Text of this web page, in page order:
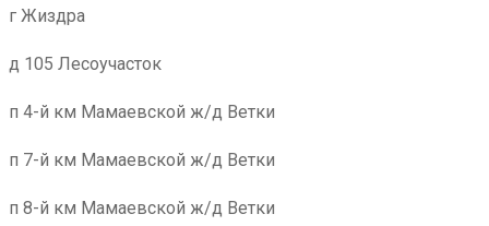
г Жиздра
д 105 Лесоучасток
п 4-й км Мамаевской ж/д Ветки
п 7-й км Мамаевской ж/д Ветки
п 8-й км Мамаевской ж/д Ветки